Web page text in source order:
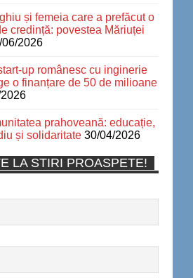
și femeia care a prefăcut o
credință: povestea Măriuței
06/2026
up românesc cu inginerie
o finanțare de 50 de milioane
prahoveană: educație,
și solidaritate 30/04/2026
LA STIRI PROASPETE!